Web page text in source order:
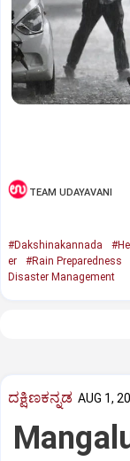
TEAM UDAYAVANI
#Dakshinakannada
er
#Rain Preparedness
Disaster Management
ದಕ್ಷಿಣಕನ್ನಡ AUG 1,